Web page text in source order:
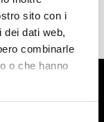
sito con i
dati web,
combinarle
o che hanno